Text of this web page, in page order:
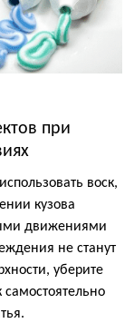
при
воск,
кузова
движениями
не станут
уберите